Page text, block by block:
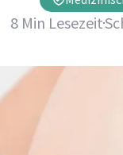
8 Min Lesezeit